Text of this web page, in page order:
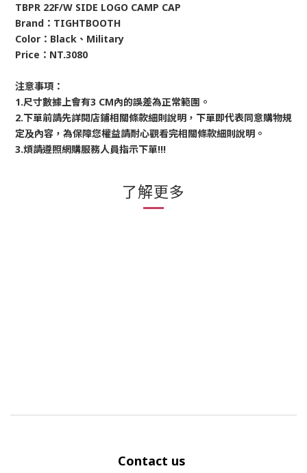
TBPR 22F/W SIDE LOGO CAMP CAP
Brand：TIGHTBOOTH
Color：Black、Military
Price：NT.3080
注意事項：
1.尺寸數據上會有3 CM內的誤差為正常範圍。
2.下單前請先詳閱店鋪相關條款細則說明，下單即代表同意購物規
定及內容，為保障您權益請耐心觀看完相關條款細則說明。
3.煩請遵照網購服務人員指示下單!!!
了解更多
Contact us